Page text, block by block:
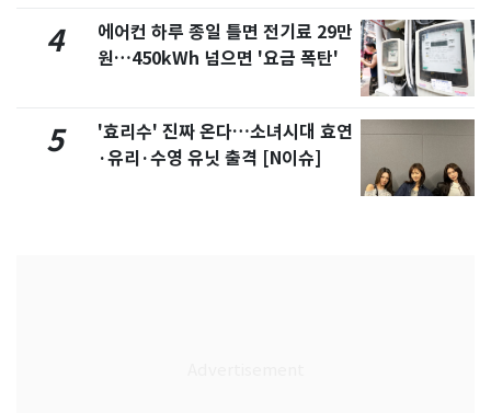
4
에어컨 하루 종일 틀면 전기료 29만
원…450kWh 넘으면 '요금 폭탄'
5
'효리수' 진짜 온다…소녀시대 효연
·유리·수영 유닛 출격 [N이슈]